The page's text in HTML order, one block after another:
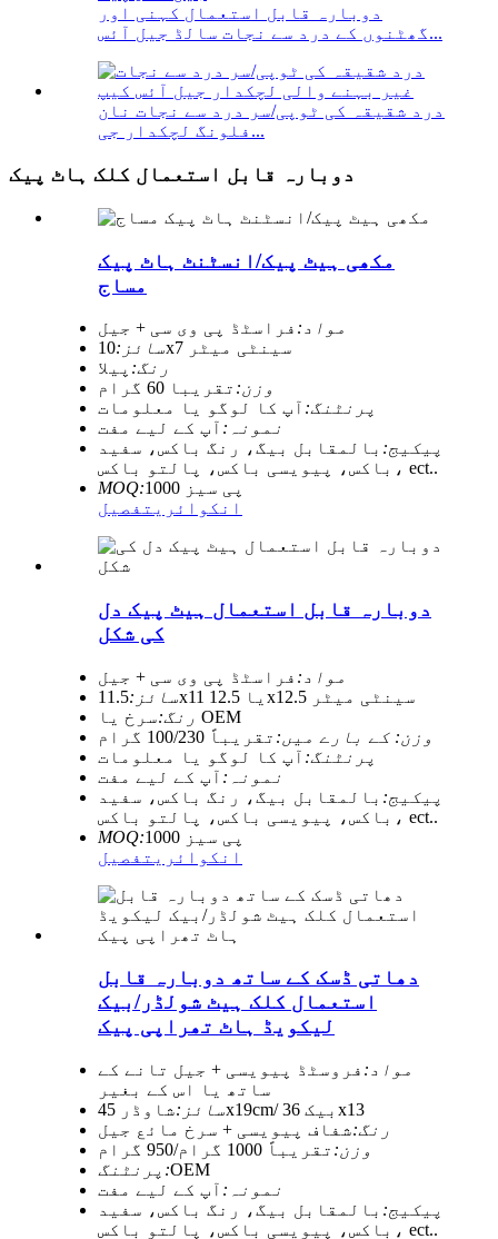
دوبارہ قابل استعمال کہنی اور
گھٹنوں کے درد سے نجات سالڈ جیل آئس...
درد شقیقہ کی ٹوپی/سر درد سے نجات نان
فلونگ لچکدار جی...
دوبارہ قابل استعمال کلک ہاٹ پیک
مکھی ہیٹ پیک/انسٹنٹ ہاٹ پیک
مساج
مواد: فراسٹڈ پی وی سی + جیل
سائز:
10x7 سینٹی میٹر
رنگ: پیلا
وزن: تقریبا 60 گرام
پرنٹنگ: آپ کا لوگو یا معلومات
نمونہ: آپ کے لیے مفت
پیکیج: بالمقابل بیگ، رنگ باکس، سفید
باکس، پیویسی باکس، پالتو باکس، ect..
MOQ:
1000 پی سیز
انکوائری تفصیل
دوبارہ قابل استعمال ہیٹ پیک دل
کی شکل
مواد: فراسٹڈ پی وی سی + جیل
سائز:
11.5x11 یا 12.5x12.5 سینٹی میٹر
رنگ: سرخ یا OEM
وزن: کے بارے میں: تقریباً 100/230 گرام
پرنٹنگ: آپ کا لوگو یا معلومات
نمونہ: آپ کے لیے مفت
پیکیج: بالمقابل بیگ، رنگ باکس، سفید
باکس، پیویسی باکس، پالتو باکس، ect..
MOQ:
1000 پی سیز
انکوائری تفصیل
دھاتی ڈسک کے ساتھ دوبارہ قابل
استعمال کلک ہیٹ شولڈر/بیک
لیکویڈ ہاٹ تھراپی پیک
مواد: فروسٹڈ پیویسی + جیل تانے کے
ساتھ یا اس کے بغیر
سائز:
شاوڈر 45x19cm/ بیک 36x13
رنگ:شفاف پیویسی + سرخ مائع جیل
وزن: تقریباً 1000 گرام/950 گرام
پرنٹنگ:OEM
نمونہ: آپ کے لیے مفت
پیکیج: بالمقابل بیگ، رنگ باکس، سفید
باکس، پیویسی باکس، پالتو باکس، ect..